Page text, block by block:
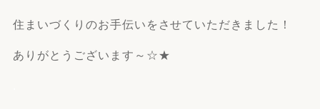
住まいづくりのお手伝いをさせていただきました！
ありがとうございます～☆★